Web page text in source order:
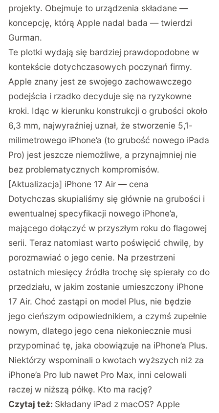
projekty. Obejmuje to urządzenia składane —
koncepcję, którą Apple nadal bada — twierdzi
Gurman.
Te plotki wydają się bardziej prawdopodobne w
kontekście dotychczasowych poczynań firmy.
Apple znany jest ze swojego zachowawczego
podejścia i rzadko decyduje się na ryzykowne
kroki. Idąc w kierunku konstrukcji o grubości około
6,3 mm, najwyraźniej uznał, że stworzenie 5,1-
milimetrowego iPhone’a (to grubość nowego iPada
Pro) jest jeszcze niemożliwe, a przynajmniej nie
bez problematycznych kompromisów.
[Aktualizacja] iPhone 17 Air — cena
Dotychczas skupialiśmy się głównie na grubości i
ewentualnej specyfikacji nowego iPhone’a,
mającego dołączyć w przyszłym roku do flagowej
serii. Teraz natomiast warto poświęcić chwilę, by
porozmawiać o jego cenie. Na przestrzeni
ostatnich miesięcy źródła trochę się spierały co do
przedziału, w jakim zostanie umieszczony iPhone
17 Air. Choć zastąpi on model Plus, nie będzie
jego cieńszym odpowiednikiem, a czymś zupełnie
nowym, dlatego jego cena niekoniecznie musi
przypominać tę, jaka obowiązuje na iPhone’a Plus.
Niektórzy wspominali o kwotach wyższych niż za
iPhone’a Pro lub nawet Pro Max, inni celowali
raczej w niższą półkę. Kto ma rację?
Czytaj też: Składany iPad z macOS? Apple